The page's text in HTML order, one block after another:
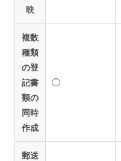
映
複数
種類
の登
記書
類の
同時
作成
◯
郵送